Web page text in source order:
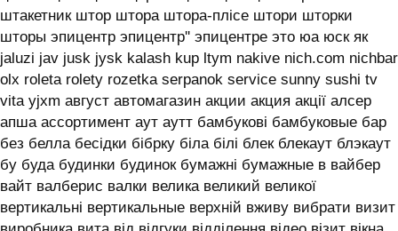
штакетник штор штора штора-плісе штори шторки
шторы эпицентр эпицентр'' эпицентре это юа юск як
jaluzi jav jusk jysk kalash kup ltym nakive nich.com nichbar
olx roleta rolety rozetka serpanok service sunny sushi tv
vita yjxm август автомагазин акции акция акції алсер
апша ассортимент аут аутт бамбукові бамбуковые бар
без белла бесідки бібрку біла білі блек блекаут блэкаут
бу буда будинки будинок бумажні бумажные в вайбер
вайт валберис валки велика великий великої
вертикальні вертикальные верхній вживу вибрати визит